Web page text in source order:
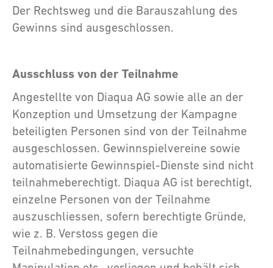
Der Rechtsweg und die Barauszahlung des
Gewinns sind ausgeschlossen.
Ausschluss von der Teilnahme
Angestellte von Diaqua AG sowie alle an der
Konzeption und Umsetzung der Kampagne
beteiligten Personen sind von der Teilnahme
ausgeschlossen. Gewinnspielvereine sowie
automatisierte Gewinnspiel-Dienste sind nicht
teilnahmeberechtigt. Diaqua AG ist berechtigt,
einzelne Personen von der Teilnahme
auszuschliessen, sofern berechtigte Gründe,
wie z. B. Verstoss gegen die
Teilnahmebedingungen, versuchte